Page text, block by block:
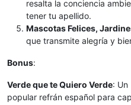
resalta la conciencia
tener tu apellido.
Mascotas Felices,
que transmite alegría y
Bonus:
Verde que te Quiero Verde:
popular refrán español para